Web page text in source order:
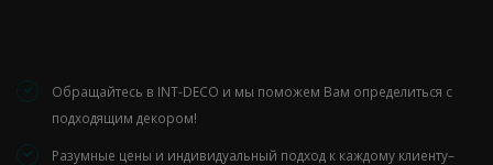
Обращайтесь в INT-DECO и мы поможем Вам определиться с
подходящим декором!
Разумные цены и индивидуальный подход к каждому клиенту–